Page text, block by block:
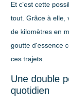
Et c'est cette
tout. Grâce à elle,
de kilomètres en
goutte d'essence
ces trajets.
Une double
quotidien